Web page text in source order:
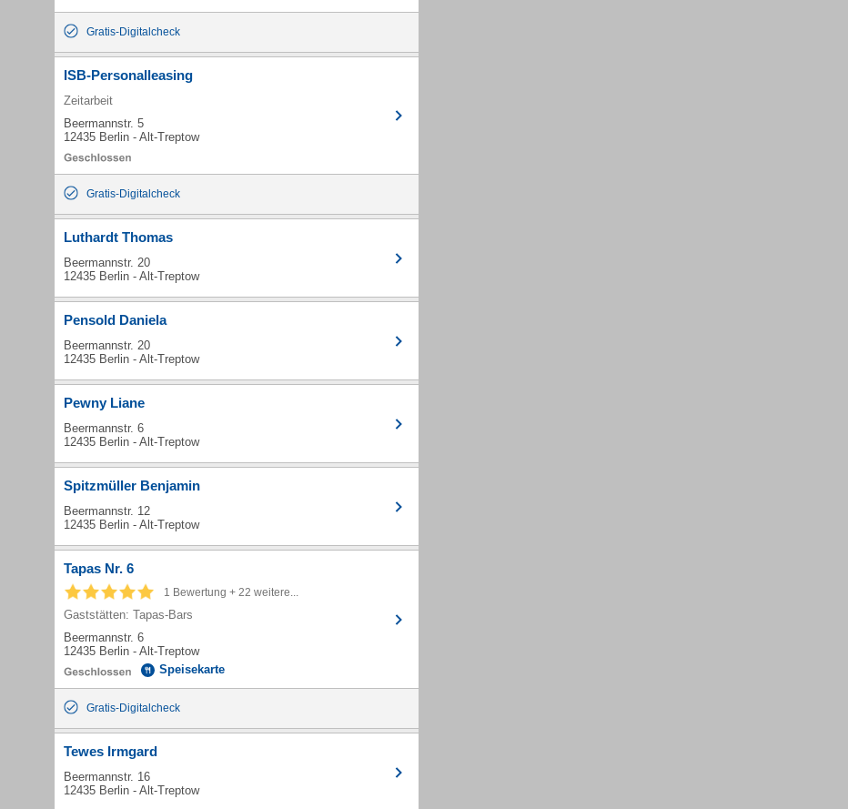
Gratis-Digitalcheck
ISB-Personalleasing
Zeitarbeit
Beermannstr. 5
12435 Berlin - Alt-Treptow
Gratis-Digitalcheck
Luthardt Thomas
Beermannstr. 20
12435 Berlin - Alt-Treptow
Pensold Daniela
Beermannstr. 20
12435 Berlin - Alt-Treptow
Pewny Liane
Beermannstr. 6
12435 Berlin - Alt-Treptow
Spitzmüller Benjamin
Beermannstr. 12
12435 Berlin - Alt-Treptow
Tapas Nr. 6
1 Bewertung + 22 weitere...
Gaststätten: Tapas-Bars
Beermannstr. 6
12435 Berlin - Alt-Treptow
Speisekarte
Gratis-Digitalcheck
Tewes Irmgard
Beermannstr. 16
12435 Berlin - Alt-Treptow